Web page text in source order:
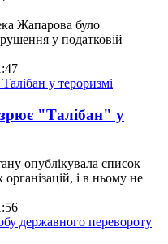
Жапарова було
у податковій
"Талібан" у
опублікувала список
і в ньому не